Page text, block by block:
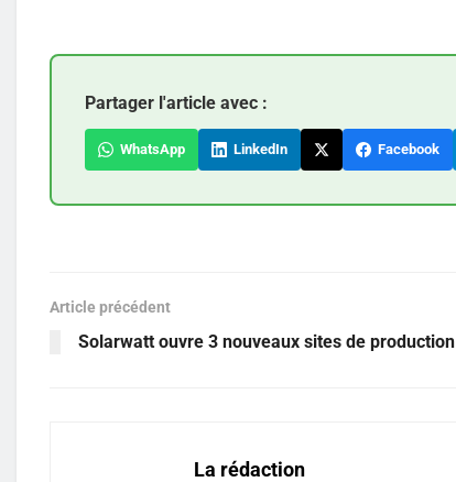
Partager l'article avec :
WhatsApp LinkedIn Facebook
Article précédent
Solarwatt ouvre 3 nouveaux sites de production
La rédaction